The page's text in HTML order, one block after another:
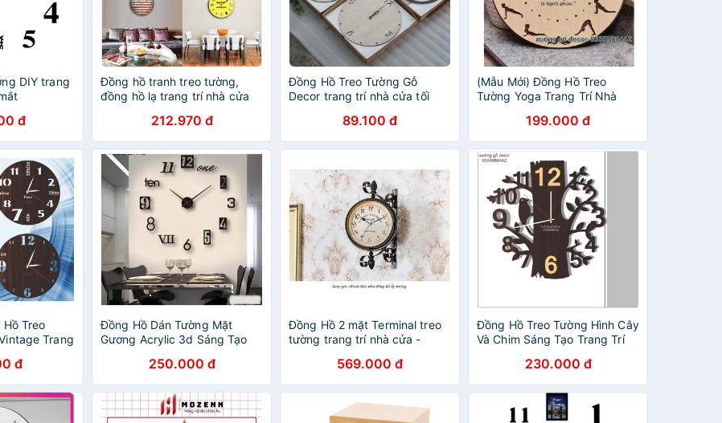
DIY trang
đ
Đồng hồ tranh treo tường,
đồng hồ lạ trang trí nhà cửa
212.970 đ
Đồng Hồ Treo Tường Gỗ
Decor trang trí nhà cửa tối
89.100 đ
(Mẫu Mới) Đồng Hồ Treo
Tường Yoga Trang Trí Nhà
199.000 đ
Treo
Trang
đ
Đồng Hồ Dán Tường Mặt
Gương Acrylic 3d Sáng Tạo
250.000 đ
Đồng Hồ 2 mặt Terminal treo
tường trang trí nhà cửa -
569.000 đ
Đồng Hồ Treo Tường Hình Cây
Và Chim Sáng Tạo Trang Trí
230.000 đ